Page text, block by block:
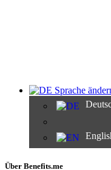
Sprache
Über Benefits.me